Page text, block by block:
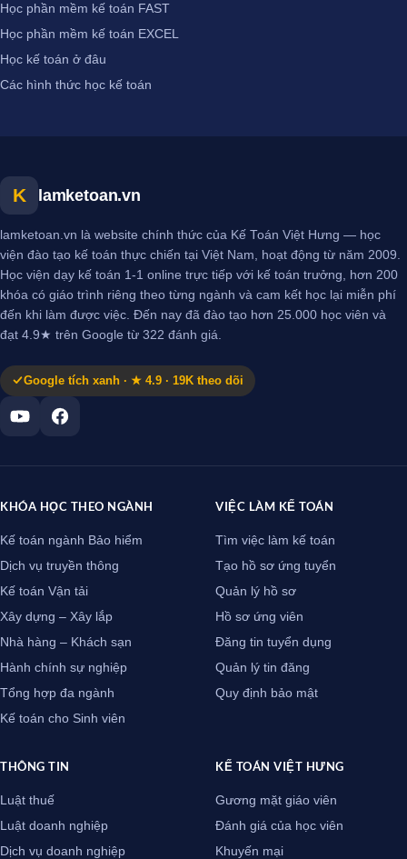
Học phần mềm kế toán FAST
Học phần mềm kế toán EXCEL
Học kế toán ở đâu
Các hình thức học kế toán
K lamketoan.vn
lamketoan.vn là website chính thức của Kế Toán Việt Hưng — học
viện đào tạo kế toán thực chiến tại Việt Nam, hoạt động từ năm 2009.
Học viện dạy kế toán 1-1 online trực tiếp với kế toán trưởng, hơn 200
khóa có giáo trình riêng theo từng ngành và cam kết học lại miễn phí
đến khi làm được việc. Đến nay đã đào tạo hơn 25.000 học viên và
đạt 4.9★ trên Google từ 322 đánh giá.
Google tích xanh · ★ 4.9 · 19K theo dõi
KHÓA HỌC THEO NGÀNH
Kế toán ngành Bảo hiểm
Dịch vụ truyền thông
Kế toán Vận tải
Xây dựng – Xây lắp
Nhà hàng – Khách sạn
Hành chính sự nghiệp
Tổng hợp đa ngành
Kế toán cho Sinh viên
VIỆC LÀM KẾ TOÁN
Tìm việc làm kế toán
Tạo hồ sơ ứng tuyển
Quản lý hồ sơ
Hồ sơ ứng viên
Đăng tin tuyển dụng
Quản lý tin đăng
Quy định bảo mật
THÔNG TIN
Luật thuế
Luật doanh nghiệp
Dịch vụ doanh nghiệp
KẾ TOÁN VIỆT HƯNG
Gương mặt giáo viên
Đánh giá của học viên
Khuyến mại